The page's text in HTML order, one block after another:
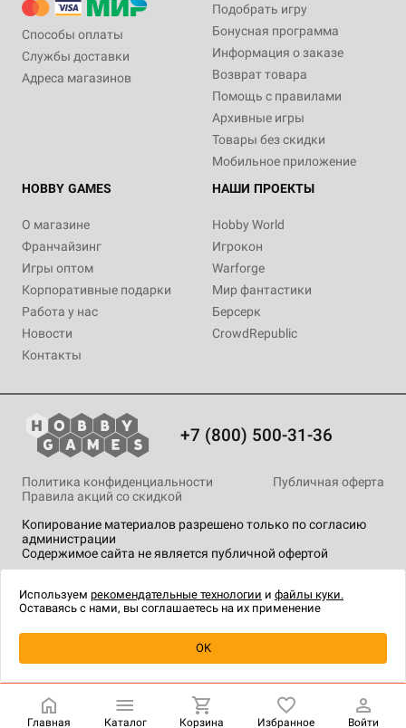
Уведомить о наличии
Способы оплаты
Службы доставки
Адреса магазинов
Подобрать игру
Бонусная программа
Информация о заказе
Возврат товара
Помощь с правилами
Архивные игры
Товары без скидки
Мобильное приложение
HOBBY GAMES
О магазине
Франчайзинг
Игры оптом
Корпоративные подарки
Работа у нас
Новости
Контакты
НАШИ ПРОЕКТЫ
Hobby World
Игрокон
Warforge
Мир фантастики
Берсерк
CrowdRepublic
+7 (800) 500-31-36
Копирование материалов разрешено только по согласию
администрации
Содержимое сайта не является публичной офертой
Политика конфиденциальности
Публичная оферта
Правила акций со скидкой
технологии.
Главная Каталог Корзина Избранное Войти
Используем рекомендательные технологии и файлы куки.
Оставаясь с нами, вы соглашаетесь на их применение
OK